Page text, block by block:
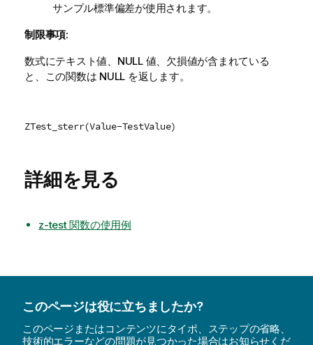
サンプル標準偏差が使用されます。
制限事項:
数式にテキスト値、 NULL値、欠損値が含まれている
と、この関数は NULL を返します。
ZTest_sterr(Value-TestValue)
詳細を見る
z-test 関数の使用例
このページは役に立ちましたか?
このページまたはコンテンツにタイポ、ステップの省略、
技術的エラーなどの問題が見つかった場合はお知らせくだ